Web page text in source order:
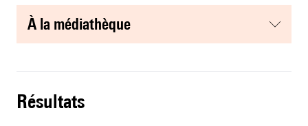
à la médiathèque
résultats